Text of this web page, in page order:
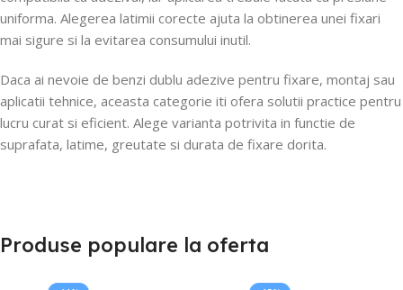
uniforma. Alegerea latimii corecte ajuta la obtinerea unei fixari
mai sigure si la evitarea consumului inutil.
Daca ai nevoie de benzi dublu adezive pentru fixare, montaj sau
aplicatii tehnice, aceasta categorie iti ofera solutii practice pentru
lucru curat si eficient. Alege varianta potrivita in functie de
suprafata, latime, greutate si durata de fixare dorita.
Produse populare la oferta